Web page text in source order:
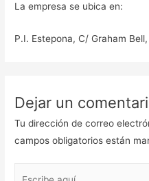
La empresa se ubica en:
P.I. Estepona, C/ Graham
Dejar un
Tu dirección de correo
campos obligatorios están